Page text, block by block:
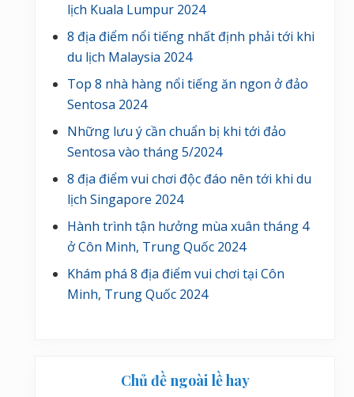
lịch Kuala Lumpur 2024
8 địa điểm nổi tiếng nhất định phải tới khi
du lịch Malaysia 2024
Top 8 nhà hàng nổi tiếng ăn ngon ở đảo
Sentosa 2024
Những lưu ý cần chuẩn bị khi tới đảo
Sentosa vào tháng 5/2024
8 địa điểm vui chơi độc đáo nên tới khi du
lịch Singapore 2024
Hành trình tận hưởng mùa xuân tháng 4
ở Côn Minh, Trung Quốc 2024
Khám phá 8 địa điểm vui chơi tại Côn
Minh, Trung Quốc 2024
Chủ đề ngoài lề hay